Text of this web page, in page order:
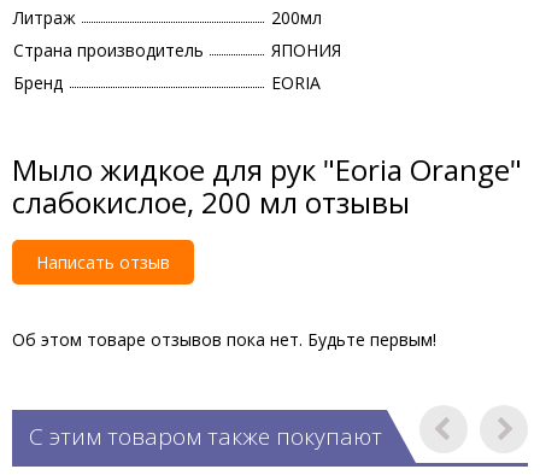
Литраж
200мл
Страна производитель
ЯПОНИЯ
Бренд
EORIA
Мыло жидкое для рук "Eoria Orange"
слабокислое, 200 мл отзывы
Написать отзыв
Об этом товаре отзывов пока нет. Будьте первым!
С этим товаром также покупают